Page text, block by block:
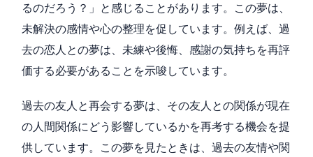
るのだろう？」と感じることがあります。この夢は、
未解決の感情や心の整理を促しています。例えば、過
去の恋人との夢は、未練や後悔、感謝の気持ちを再評
価する必要があることを示唆しています。
過去の友人と再会する夢は、その友人との関係が現在
の人間関係にどう影響しているかを再考する機会を提
供しています。この夢を見たときは、過去の友情や関